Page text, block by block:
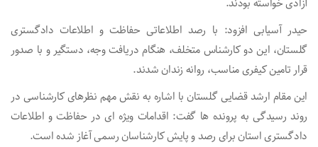
حیدر آسیابی افزود: با رصد اطلاعاتی حفاظت و اطلاعات دادگستری
گلستان، این دو کارشناس متخلف، هنگام دریافت وجه، دستگیر و با صدور
قرار تامین کیفری مناسب، روانه زندان شدند.
این مقام ارشد قضایی گلستان با اشاره به نقش مهم نظرهای کارشناسی در
روند رسیدگی به پرونده ها گفت: اقدامات ویژه ای در حفاظت و اطلاعات
دادگستری استان برای رصد و پایش کارشناسان رسمی آغاز شده است.